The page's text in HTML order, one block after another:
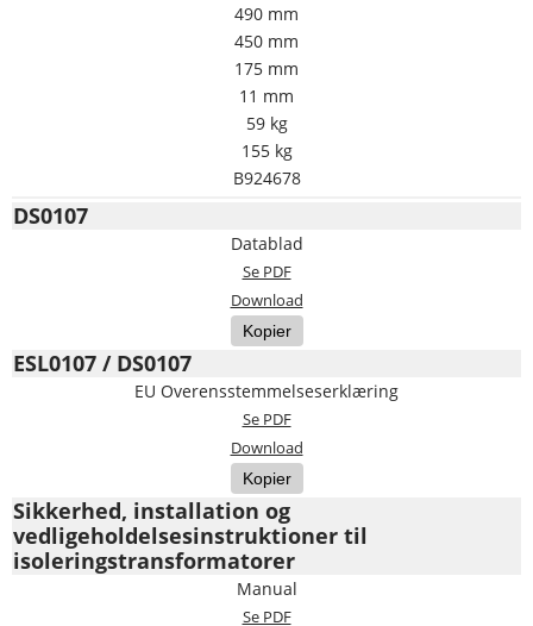
490 mm
450 mm
175 mm
11 mm
59 kg
155 kg
B924678
DS0107
Datablad
Se PDF
Download
Kopier
ESL0107 / DS0107
EU Overensstemmelseserklæring
Se PDF
Download
Kopier
Sikkerhed, installation og
vedligeholdelsesinstruktioner til
isoleringstransformatorer
Manual
Se PDF